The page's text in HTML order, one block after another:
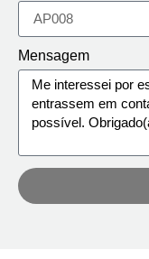
Mensagem